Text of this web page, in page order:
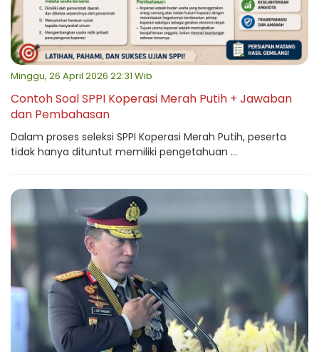
Minggu, 26 April 2026 22:31 Wib
Contoh Soal SPPI Koperasi Merah Putih + Jawaban
dan Pembahasan
Dalam proses seleksi SPPI Koperasi Merah Putih, peserta
tidak hanya dituntut memiliki pengetahuan ...